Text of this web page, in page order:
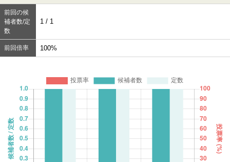
前回の候
補者数/定
数
1 / 1
前回倍率 100%